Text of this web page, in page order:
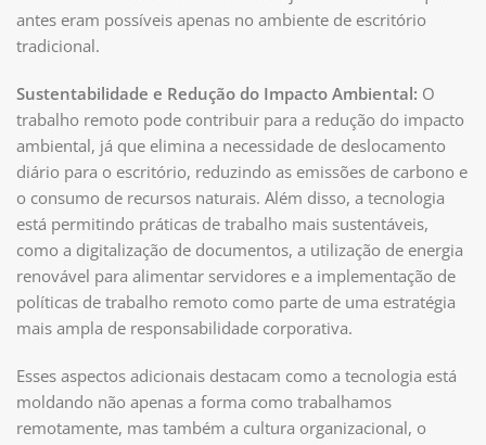
antes eram possíveis apenas no ambiente de escritório
tradicional.
Sustentabilidade e Redução do Impacto Ambiental: O
trabalho remoto pode contribuir para a redução do impacto
ambiental, já que elimina a necessidade de deslocamento
diário para o escritório, reduzindo as emissões de carbono e
o consumo de recursos naturais. Além disso, a tecnologia
está permitindo práticas de trabalho mais sustentáveis,
como a digitalização de documentos, a utilização de energia
renovável para alimentar servidores e a implementação de
políticas de trabalho remoto como parte de uma estratégia
mais ampla de responsabilidade corporativa.
Esses aspectos adicionais destacam como a tecnologia está
moldando não apenas a forma como trabalhamos
remotamente, mas também a cultura organizacional, o